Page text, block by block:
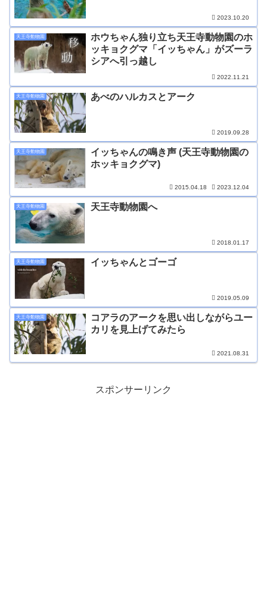
2023.10.20
天王寺動物園
ホウちゃん独り立ち天王寺動物園のホ
ッキョクグマ「イッちゃん」がズーラ
シアへ引っ越し
2022.11.21
天王寺動物園 あべのハルカスとアーク
2019.09.28
天王寺動物園
イッちゃんの鳴き声 (天王寺動物園の
ホッキョクグマ)
2015.04.18 2023.12.04
天王寺動物園 天王寺動物園へ
2018.01.17
天王寺動物園 イッちゃんとゴーゴ
2019.05.09
天王寺動物園
コアラのアークを思い出しながらユー
カリを見上げてみたら
2021.08.31
スポンサーリンク